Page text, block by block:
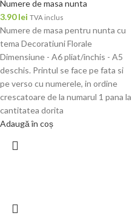
Numere de masa nunta
3.90lei TVA inclus
Numere de masa pentru nunta cu
tema Decoratiuni Florale
Dimensiune - A6 pliat/inchis - A5
deschis. Printul se face pe fata si
pe verso cu numerele, in ordine
crescatoare de la numarul 1 pana la
cantitatea dorita
Adaugă în coș